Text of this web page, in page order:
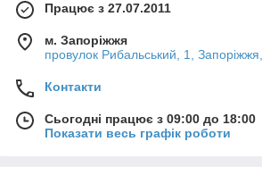
Працює з 27.07.2011
м. Запоріжжя
провулок Рибальський, 1,
Контакти
Сьогодні працює з 09:00 до 18:00
Показати весь графік роботи